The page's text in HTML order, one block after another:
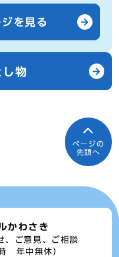
を見る
物
ページの
先頭へ
かわさき
、ご意見、ご相談
年中無休）